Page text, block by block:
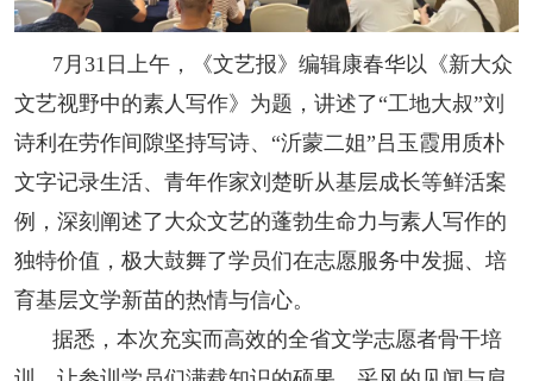
7月31日上午，《文艺报》编辑康春华以《新大众
文艺视野中的素人写作》为题，讲述了“工地大叔”刘
诗利在劳作间隙坚持写诗、“沂蒙二姐”吕玉霞用质朴
文字记录生活、青年作家刘楚昕从基层成长等鲜活案
例，深刻阐述了大众文艺的蓬勃生命力与素人写作的
独特价值，极大鼓舞了学员们在志愿服务中发掘、培
育基层文学新苗的热情与信心。
据悉，本次充实而高效的全省文学志愿者骨干培